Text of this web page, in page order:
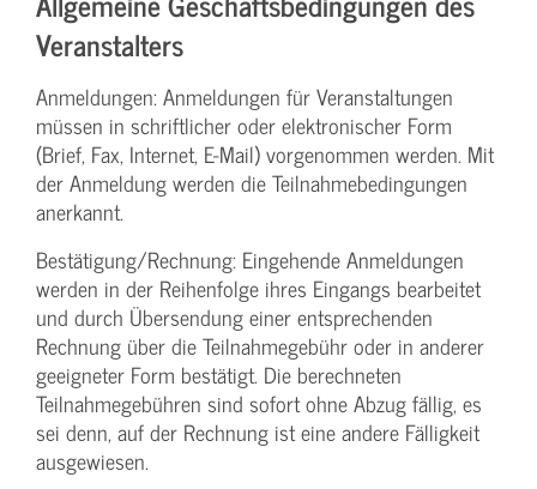
Veranstalters
Anmeldungen: Anmeldungen für Veranstaltungen
müssen in schriftlicher oder elektronischer Form
(Brief, Fax, Internet, E-Mail) vorgenommen werden. Mit
der Anmeldung werden die Teilnahme­bedingungen
anerkannt.
Bestätigung­/Rechnung: Eingehende Anmeldungen
werden in der Reihenfolge ihres Eingangs bearbeitet
und durch Übersendung einer entsprechenden
Rechnung über die Teilnahmegebühr oder in anderer
geeigneter Form bestätigt. Die berechneten
Teilnahmegebühren sind sofort ohne Abzug fällig, es
sei denn, auf der Rechnung ist eine andere Fälligkeit
ausgewiesen.